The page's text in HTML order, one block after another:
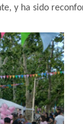
y ha sido